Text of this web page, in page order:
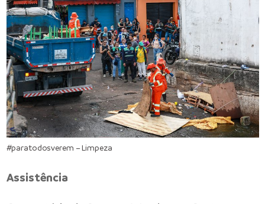
#paratodosverem – Limpeza
Assistência